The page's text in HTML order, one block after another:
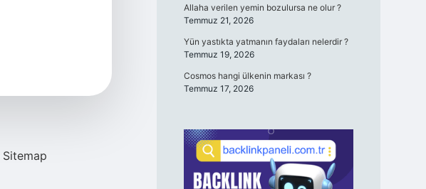
Sitemap
Allaha verilen yemin bozulursa ne olur ?
Temmuz 21, 2026
Yün yastıkta yatmanın faydaları nelerdir ?
Temmuz 19, 2026
Cosmos hangi ülkenin markası ?
Temmuz 17, 2026